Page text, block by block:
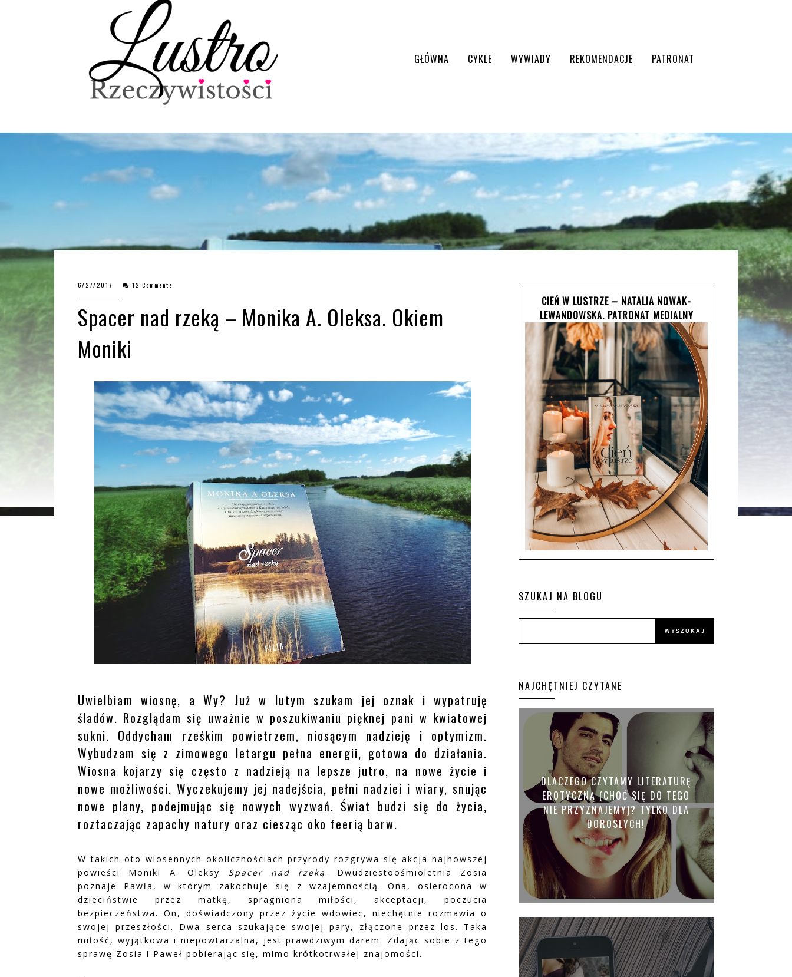
GŁÓWNA CYKLE WYWIADY REKOMENDACJE PATRONAT
6/27/2017 12 Comments
Spacer nad rzeką – Monika A. Oleksa. Okiem
Moniki
Uwielbiam wiosnę, a Wy? Już w lutym szukam jej oznak i wypatruję
śladów. Rozglądam się uważnie w poszukiwaniu pięknej pani w kwiatowej
sukni. Oddycham rześkim powietrzem, niosącym nadzieję i optymizm.
Wybudzam się z zimowego letargu pełna energii, gotowa do działania.
Wiosna kojarzy się często z nadzieją na lepsze jutro, na nowe życie i
nowe możliwości. Wyczekujemy jej nadejścia, pełni nadziei i wiary, snując
nowe plany, podejmując się nowych wyzwań. Świat budzi się do życia,
roztaczając zapachy natury oraz ciesząc oko feerią barw.
W takich oto wiosennych okolicznościach przyrody rozgrywa się akcja najnowszej
powieści Moniki A. Oleksy Spacer nad rzeką. Dwudziestoośmioletnia Zosia
poznaje Pawła, w którym zakochuje się z wzajemnością. Ona, osierocona w
dzieciństwie przez matkę, spragniona miłości, akceptacji, poczucia
bezpieczeństwa. On, doświadczony przez życie wdowiec, niechętnie rozmawia o
swojej przeszłości. Dwa serca szukające swojej pary, złączone przez los. Taka
miłość, wyjątkowa i niepowtarzalna, jest prawdziwym darem. Zdając sobie z tego
sprawę Zosia i Paweł pobierając się, mimo krótkotrwałej znajomości.
CIEŃ W LUSTRZE – NATALIA NOWAK-
LEWANDOWSKA. PATRONAT MEDIALNY
SZUKAJ NA BLOGU
NAJCHĘTNIEJ CZYTANE
DLACZEGO CZYTAMY LITERATURĘ
EROTYCZNĄ (CHOĆ SIĘ DO TEGO
NIE PRZYZNAJEMY)? TYLKO DLA
DOROSŁYCH!